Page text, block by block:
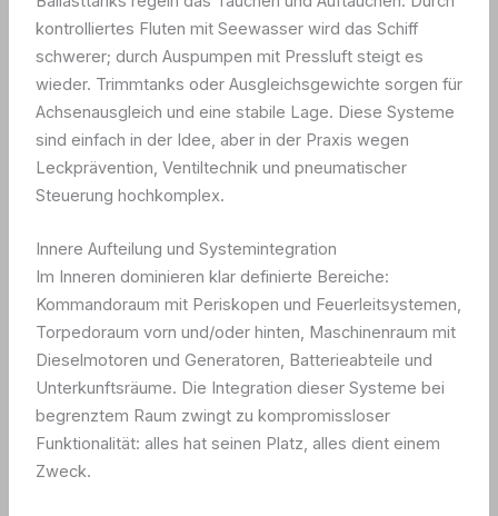
kontrolliertes Fluten mit Seewasser wird das Schiff
schwerer; durch Auspumpen mit Pressluft steigt es
wieder. Trimmtanks oder Ausgleichsgewichte sorgen für
Achsenausgleich und eine stabile Lage. Diese Systeme
sind einfach in der Idee, aber in der Praxis wegen
Leckprävention, Ventiltechnik und pneumatischer
Steuerung hochkomplex.
Innere Aufteilung und Systemintegration
Im Inneren dominieren klar definierte Bereiche:
Kommandoraum mit Periskopen und Feuerleitsystemen,
Torpedoraum vorn und/oder hinten, Maschinenraum mit
Dieselmotoren und Generatoren, Batterieabteile und
Unterkunftsräume. Die Integration dieser Systeme bei
begrenztem Raum zwingt zu kompromissloser
Funktionalität: alles hat seinen Platz, alles dient einem
Zweck.